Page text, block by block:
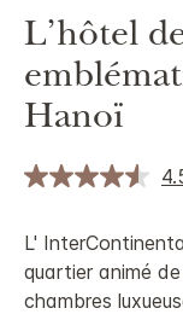
L’hôtel
Hanoï
L'
quartier animé
chambres